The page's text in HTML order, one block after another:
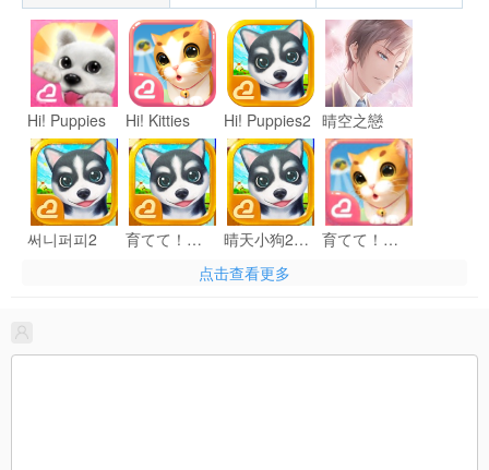
Hi! Puppies Hi! Kitties Hi! Puppies2 晴空之戀
써니퍼피2 育てて！マイワンコ2 晴天小狗2 繁體版 育てて！マイニャンコ
晴天小貓 繁體版 써니캣츠 育てて！マイワンコ 써니퍼피
点击查看更多